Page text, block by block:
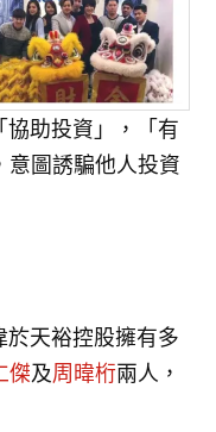
協助投資」，「有
意圖誘騙他人投資
於天裕控股擁有多
傑及周暐桁兩人，